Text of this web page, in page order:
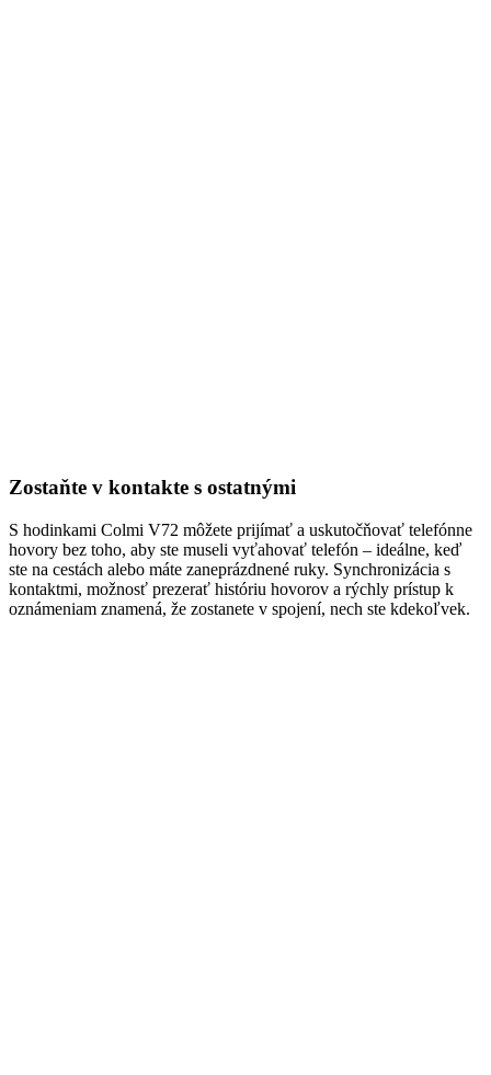
Zostaňte v kontakte s ostatnými
S hodinkami Colmi V72 môžete prijímať a uskutočňovať telefónne
hovory bez toho, aby ste museli vyťahovať telefón – ideálne, keď
ste na cestách alebo máte zaneprázdnené ruky. Synchronizácia s
kontaktmi, možnosť prezerať históriu hovorov a rýchly prístup k
oznámeniam znamená, že zostanete v spojení, nech ste kdekoľvek.